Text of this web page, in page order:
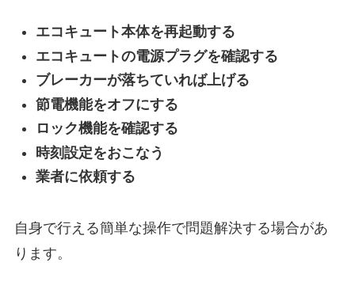
エコキュート本体を再起動する
エコキュートの電源プラグを確認する
ブレーカーが落ちていれば上げる
節電機能をオフにする
ロック機能を確認する
時刻設定をおこなう
業者に依頼する
自身で行える簡単な操作で問題解決する場合があ
ります。